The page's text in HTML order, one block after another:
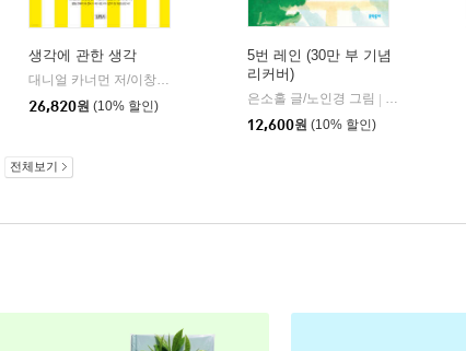
생각에 관한 생각
대니얼 카너먼 저/이창신 역
26,820원 (10% 할인)
5번 레인 (30만 부 기념
리커버)
은소홀 글/노인경 그림
문학동네
12,600원 (10% 할인)
전체보기